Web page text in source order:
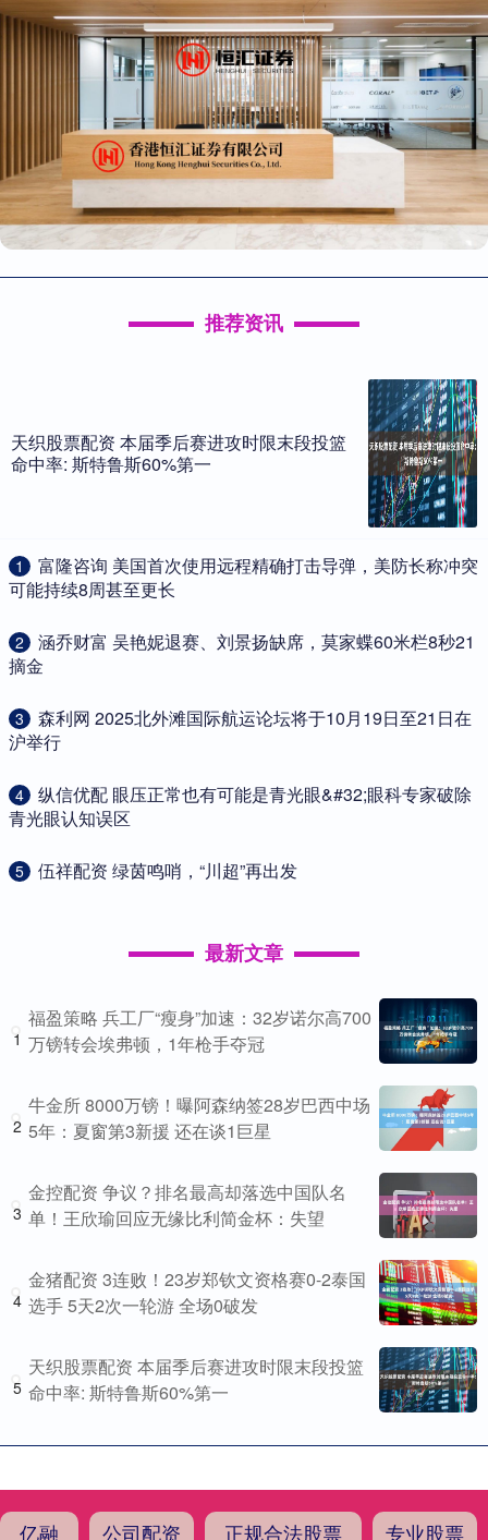
推荐资讯
天织股票配资 本届季后赛进攻时限末段投篮
命中率: 斯特鲁斯60%第一
1
​富隆咨询 美国首次使用远程精确打击导弹，美防长称冲突
可能持续8周甚至更长
2
​涵乔财富 吴艳妮退赛、刘景扬缺席，莫家蝶60米栏8秒21
摘金
3
​森利网 2025北外滩国际航运论坛将于10月19日至21日在
沪举行
4
​纵信优配 眼压正常也有可能是青光眼&#32;眼科专家破除
青光眼认知误区
5 ​伍祥配资 绿茵鸣哨，“川超”再出发
最新文章
1
福盈策略 兵工厂“瘦身”加速：32岁诺尔高700
万镑转会埃弗顿，1年枪手夺冠
2
牛金所 8000万镑！曝阿森纳签28岁巴西中场
5年：夏窗第3新援 还在谈1巨星
3
金控配资 争议？排名最高却落选中国队名
单！王欣瑜回应无缘比利简金杯：失望
4
金猪配资 3连败！23岁郑钦文资格赛0-2泰国
选手 5天2次一轮游 全场0破发
5
天织股票配资 本届季后赛进攻时限末段投篮
命中率: 斯特鲁斯60%第一
亿融 公司配资 正规合法股票 专业股票